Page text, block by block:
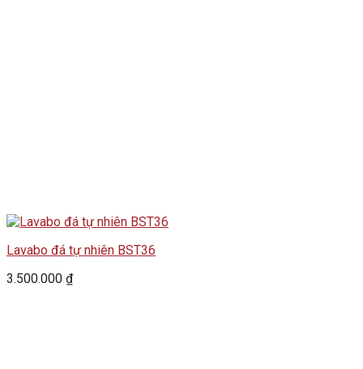
Lavabo đá tự nhiên BST36
3.500.000 ₫